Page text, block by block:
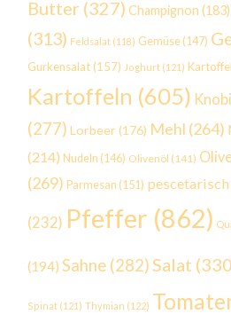
Butter (327) Champignon (183)
(313) Feldsalat (118) Gemüse (147)
Gurkensalat (157) Joghurt (121) Kartoffel
Kartoffeln (605) Knobi
(277) Lorbeer (176) Mehl (264)
(214) Nudeln (146) Olivenöl (141)
(269) Parmesan (151) pescetarisch
(232) Pfeffer (862)
(194) Sahne (282) Salat
Spinat (121) Thymian (122)